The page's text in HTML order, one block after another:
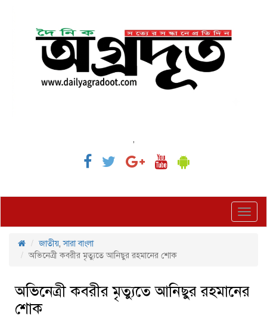
,
জাতীয়,সারা বাংলা
অভিনেত্রী কবরীর মৃত্যুতে আনিছুর রহমানের শোক
অভিনেত্রী কবরীর মৃত্যুতে আনিছুর রহমানের
শোক